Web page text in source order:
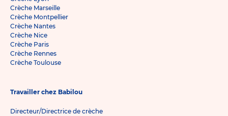
Crèche Marseille
Crèche Montpellier
Crèche Nantes
Crèche Nice
Crèche Paris
Crèche Rennes
Crèche Toulouse
Travailler chez Babilou
Directeur/Directrice de crèche